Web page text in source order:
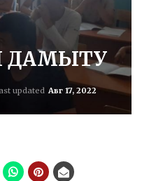
ДАМЫТУ
updated Авг 17, 2022